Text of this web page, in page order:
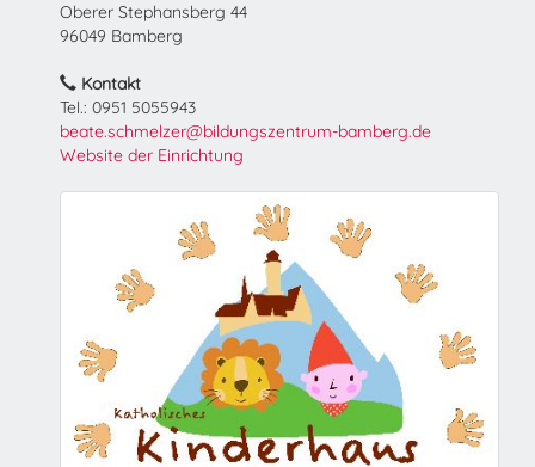
Oberer Stephansberg 44
96049 Bamberg
Kontakt
Tel.: 0951 5055943
beate.schmelzer@bildungszentrum-bamberg.de
Website der Einrichtung